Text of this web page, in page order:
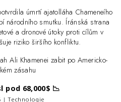
úmrtí ajatolláha Chameneího
národního smutku. Íránská strana
a dronové útoky proti cílům v
riziko širšího konfliktu.
Ali Khamenei zabit po Americko-
zásahu
pod 68,000$ 📉
|Technologie